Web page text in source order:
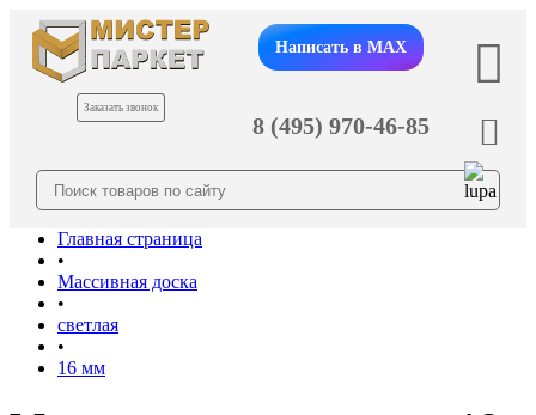
Заказать звонок
Написать в MAX
8 (495) 970-46-85
Главная страница
•
Массивная доска
•
светлая
•
16 мм